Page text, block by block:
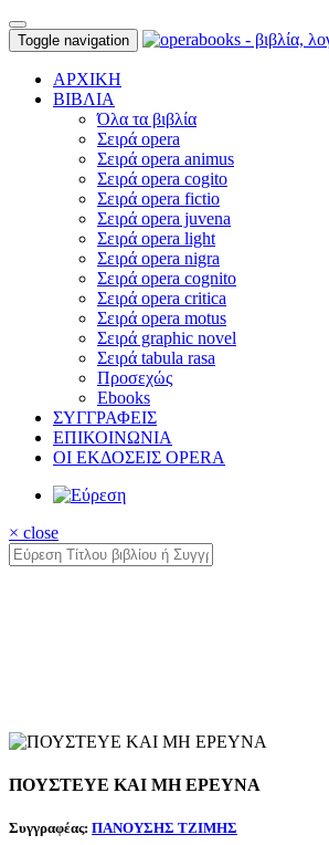
Toggle navigation
ΑΡΧΙΚΗ
ΒΙΒΛΙΑ
Όλα τα βιβλία
Σειρά opera
Σειρά opera animus
Σειρά opera cogito
Σειρά opera fictio
Σειρά opera juvena
Σειρά opera light
Σειρά opera nigra
Σειρά opera cognito
Σειρά opera critica
Σειρά opera motus
Σειρά graphic novel
Σειρά tabula rasa
Προσεχώς
Ebooks
ΣΥΓΓΡΑΦΕΙΣ
ΕΠΙΚΟΙΝΩΝΙΑ
ΟΙ ΕΚΔΟΣΕΙΣ OPERA
× close
ΠΟΥΣΤΕΥΕ ΚΑΙ ΜΗ ΕΡΕΥΝΑ
Συγγραφέας: ΠΑΝΟΥΣΗΣ ΤΖΙΜΗΣ